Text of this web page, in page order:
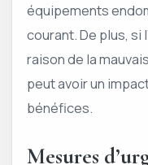
équipements
courant. De plus, si
raison de la
peut avoir un
bénéfices.
Mesures